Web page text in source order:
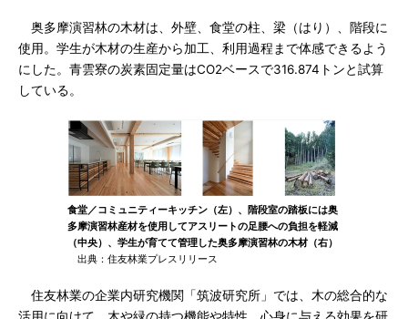
奥多摩演習林の木材は、外壁、食堂の柱、梁（はり）、階段に
使用。学生が木材の生産から加工、利用過程まで体感できるよう
にした。青雲寮の炭素固定量はCO2ベースで316.874トンと試算
している。
食堂／コミュニティーキッチン（左）、階段室の踏板には奥
多摩演習林産材を使用してアスリートの足腰への負担を軽減
（中央）、学生が育てて管理した奥多摩演習林の木材（右）
出典：住友林業プレスリリース
住友林業の企業内研究機関「筑波研究所」では、木の総合的な